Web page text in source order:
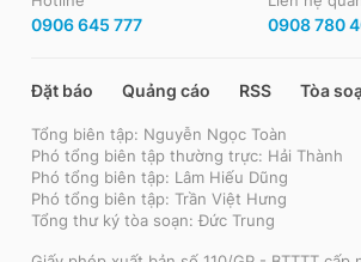
0906 645 777 0908 780
Đặt báo Quảng cáo RSS Tòa
Tổng biên tập: Nguyễn Ngọc Toàn
Phó tổng biên tập thường trực: Hải Thành
Phó tổng biên tập: Lâm Hiếu Dũng
Phó tổng biên tập: Trần Việt Hưng
Tổng thư ký tòa soạn: Đức Trung